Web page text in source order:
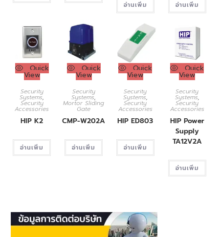
อ่านเพิ่ม อ่านเพิ่ม
Quick
View
Security
Systems,
Security
Accessories
HIP K2
อ่านเพิ่ม
Quick
View
Security
Systems,
Mortor Sliding
Gate
CMP-W202A
อ่านเพิ่ม
Quick
View
Security
Systems,
Security
Accessories
HIP ED803
อ่านเพิ่ม
Quick
View
Security
Systems,
Security
Accessories
HIP Power
Supply
TA12V2A
อ่านเพิ่ม